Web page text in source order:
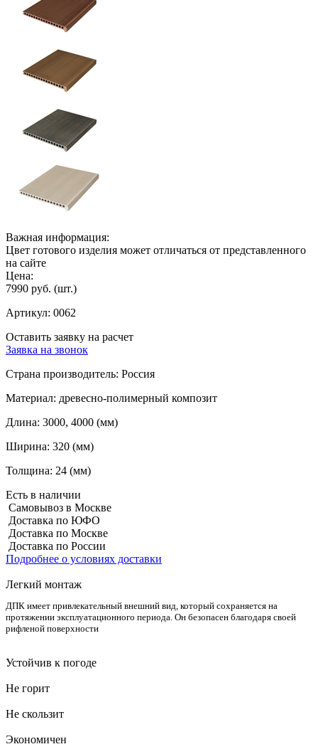
Важная информация:
Цвет готового изделия может отличаться от представленного
на сайте
Цена:
7990 руб. (шт.)
Артикул: 0062
Оставить заявку на расчет
Заявка на звонок
Страна производитель: Россия
Материал: древесно-полимерный композит
Длина: 3000, 4000 (мм)
Ширина: 320 (мм)
Толщина: 24 (мм)
Есть в наличии
Самовывоз в Москве
Доставка по ЮФО
Доставка по Москве
Доставка по России
Подробнее о условиях доставки
Легкий монтаж
ДПК имеет привлекательный внешний вид, который сохраняется на
протяжении эксплуатационного периода. Он безопасен благодаря своей
рифленой поверхности
Устойчив к погоде
Не горит
Не скользит
Экономичен